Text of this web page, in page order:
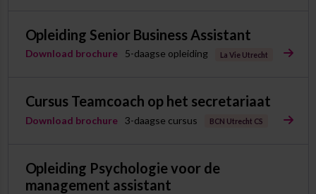
Opleiding Senior Business Assistant
Download brochure 5-daagse opleiding La Vie Utrecht
Cursus Teamcoach op het secretariaat
Download brochure 3-daagse cursus BCN Utrecht CS
Opleiding Psychologie voor de
management assistant